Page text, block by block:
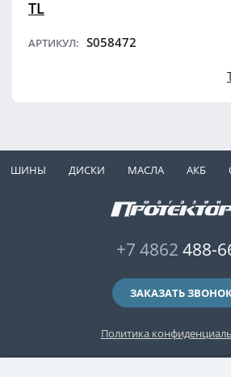
TL
АРТИКУЛ: S058472
ШИНЫ ДИСКИ МАСЛА АКБ
Политика
+7 4862 488-
ЗАКАЗАТЬ